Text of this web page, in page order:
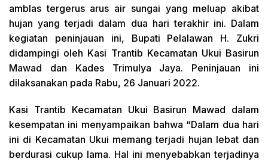
amblas tergerus arus air sungai yang meluap akibat
hujan yang terjadi dalam dua hari terakhir ini. Dalam
kegiatan peninjauan ini, Bupati Pelalawan H. Zukri
didampingi oleh Kasi Trantib Kecamatan Ukui Basirun
Mawad dan Kades Trimulya Jaya. Peninjauan ini
dilaksanakan pada Rabu, 26 Januari 2022.
Kasi Trantib Kecamatan Ukui Basirun Mawad dalam
kesempatan ini menyampaikan bahwa “Dalam dua hari
ini di Kecamatan Ukui memang terjadi hujan lebat dan
berdurasi cukup lama. Hal ini menyebabkan terjadinya